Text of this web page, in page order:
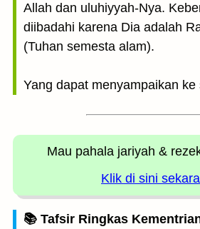
Allah dan uluhiyyah-Nya.
diibadahi karena Dia adalah
(Tuhan semesta alam).
Yang dapat menyampaikan ke
Mau pahala jariyah &
Klik di sini
📚 Tafsir Ringkas